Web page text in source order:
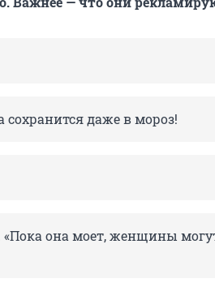
даже в мороз!
она моет, женщины